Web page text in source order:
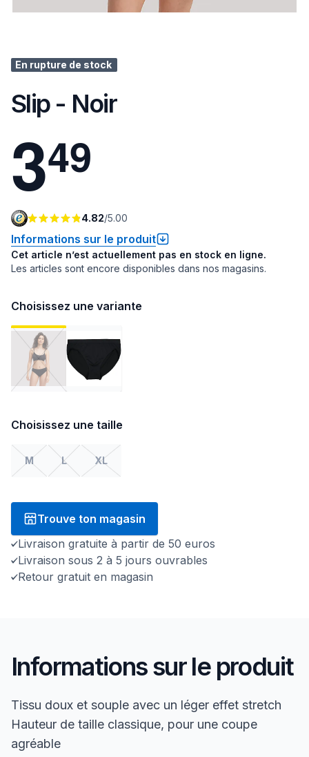
En rupture de stock
Slip - Noir
349
4.82/5.00
Informations sur le produit
Cet article n’est actuellement pas en stock en ligne.
Les articles sont encore disponibles dans nos magasins.
Choisissez une variante
Choisissez une taille
M L XL
Trouve ton magasin
Livraison gratuite à partir de 50 euros
Livraison sous 2 à 5 jours ouvrables
Retour gratuit en magasin
Informations sur le produit
Tissu doux et souple avec un léger effet stretch
Hauteur de taille classique, pour une coupe
agréable